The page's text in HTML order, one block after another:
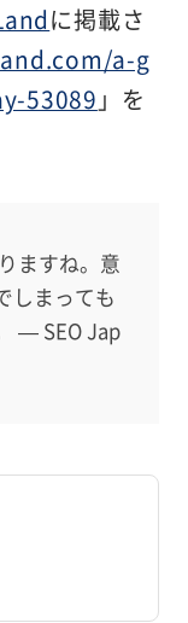
に掲載さ
a-g
53089 」を
ますね。意
しまっても
— SEO Jap